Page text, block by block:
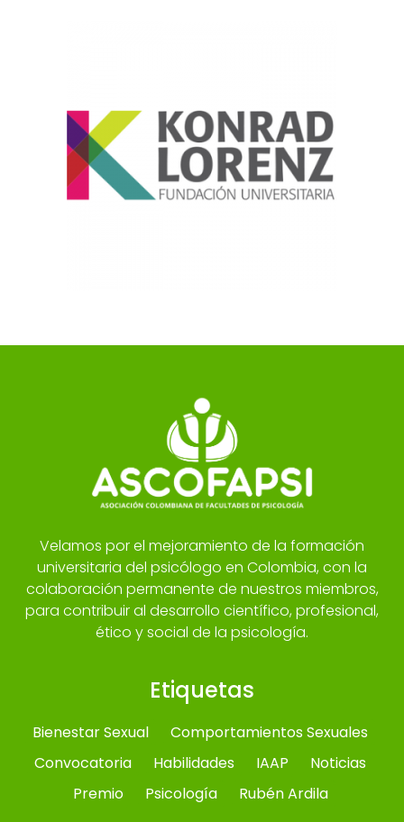
Velamos por el mejoramiento de la formación
universitaria del psicólogo en Colombia, con la
colaboración permanente de nuestros miembros,
para contribuir al desarrollo científico, profesional,
ético y social de la psicología.
Etiquetas
Bienestar Sexual
Comportamientos Sexuales
Convocatoria
Habilidades IAAP
Noticias
Premio
Psicología Rubén Ardila